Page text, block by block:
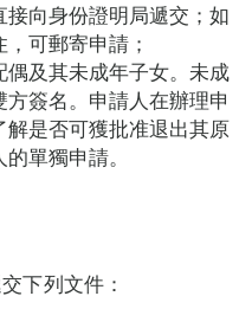
向身份證明局遞交；如
可郵寄申請；
及其未成年子女。未成
簽名。申請人在辦理申
是否可獲批准退出其原
單獨申請。
下列文件：